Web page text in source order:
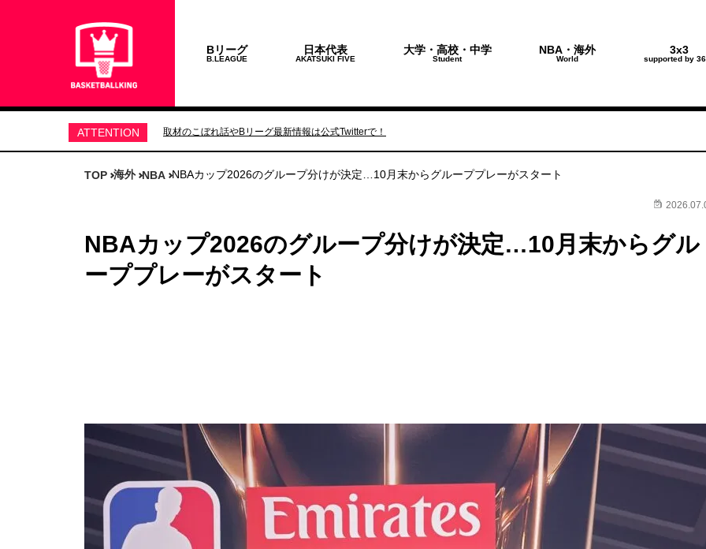
Bリーグ
B.LEAGUE
日本代表
AKATSUKI FIVE
大学・高校・中学
Student
NBA・海外
World
3x3
supported by
ATTENTION 取材のこぼれ話やBリーグ最新情報は公式Twitterで！
TOP 海外 NBA NBAカップ2026のグループ分けが決定…10月末からグループプレーがスタート
NBAカップ2026のグループ分けが決定…10月末からグル
ーププレーがスタート